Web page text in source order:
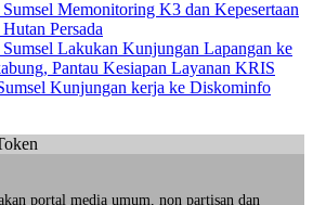
Memonitoring K3 dan Kepesertaan
Persada
Lakukan Kunjungan Lapangan ke
Pantau Kesiapan Layanan KRIS
Kunjungan kerja ke Diskominfo
portal media umum, non partisan dan